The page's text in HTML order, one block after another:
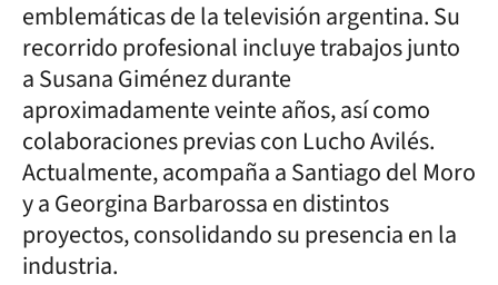
emblemáticas de la televisión argentina. Su
recorrido profesional incluye trabajos junto
a Susana Giménez durante
aproximadamente veinte años, así como
colaboraciones previas con Lucho Avilés.
Actualmente, acompaña a Santiago del Moro
y a Georgina Barbarossa en distintos
proyectos, consolidando su presencia en la
industria.